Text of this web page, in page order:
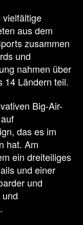
vielfältige
aus dem
zusammen
und
nahmen über
14 Ländern teil.
Big-Air-
das es im
hat. Am
ein dreiteiliges
und einer
und